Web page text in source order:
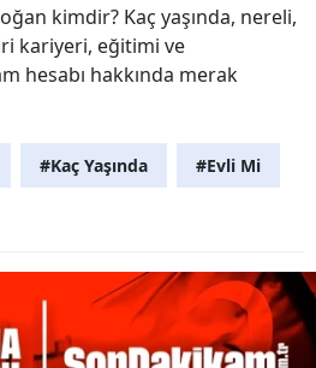
kimdir? Kaç yaşında, nereli,
kariyeri, eğitimi ve
hesabı hakkında merak
#Kaç Yaşında #Evli Mi